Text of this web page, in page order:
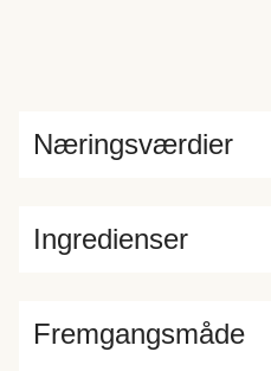
Ingredienser
Næringsværdier
Fremgangsmåde